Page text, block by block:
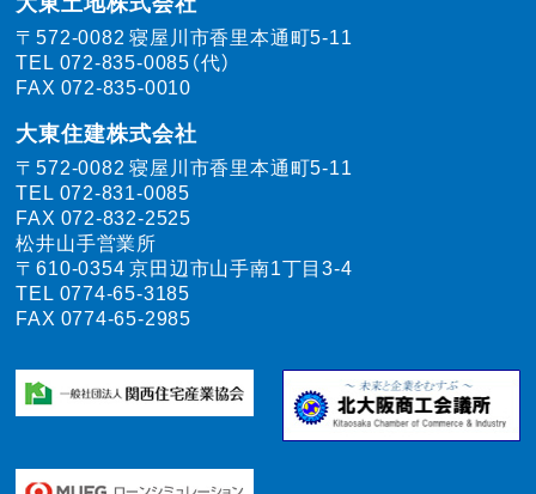
〒572-0082寝屋川市香里本通町5-11
TEL 072-835-0085（代）
FAX 072-835-0010
大東住建株式会社
〒572-0082寝屋川市香里本通町5-11
TEL 072-831-0085
FAX 072-832-2525
松井山手営業所
〒610-0354京田辺市山手南1丁目3-4
TEL 0774-65-3185
FAX 0774-65-2985